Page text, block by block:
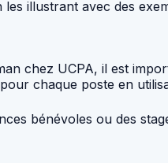
illustrant avec des
chez UCPA, il est
chaque poste en
bénévoles ou des